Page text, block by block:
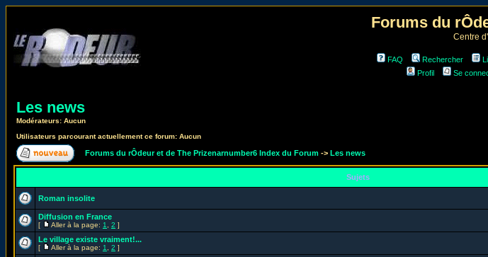
Forums du
Centre
FAQ Rechercher
Profil
Se
Les news
Modérateurs: Aucun
Utilisateurs parcourant actuellement ce forum: Aucun
Forums du rÔdeur et de The Prizenarnumber6 Index du Forum -> Les news
Sujets
Roman insolite
Diffusion en France
[ Aller à la page: 1 2 ]
Le village existe vraiment!...
[ Aller à la page: 1 2 ]